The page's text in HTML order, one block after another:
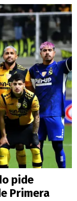
pide
Primera